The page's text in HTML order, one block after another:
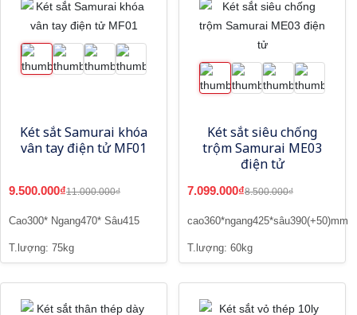
Két sắt Samurai khóa
vân tay điện tử MF01
9.500.000₫11.000.000₫
Cao300* Ngang470* Sâu415
T.lượng: 75kg
Két sắt siêu chống
trộm Samurai ME03
điện tử
7.099.000₫8.500.000₫
cao360*ngang425*sâu390(+50)mm
T.lượng: 60kg